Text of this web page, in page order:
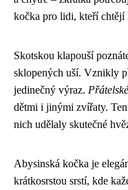
kočka pro lidi, kteří chtějí
Skotskou klapouší
sklopených uší. Vznikly
jedinečný výraz.
dětmi i jinými zvířaty.
nich udělaly skutečné
Abysinská kočka je
krátkosrstou srstí, kde